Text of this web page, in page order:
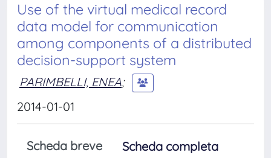
Use of the virtual medical record
data model for communication
among components of a distributed
decision-support system
PARIMBELLI, ENEA;
2014-01-01
Scheda breve
Scheda completa